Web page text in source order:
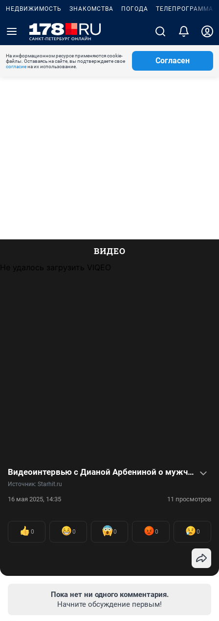
НЕДВИЖИМОСТЬ ЗНАКОМСТВА ПОГОДА ТЕЛЕПРОГРАММА
На информационном ресурсе применяются cookie-
файлы. Оставаясь на сайте, вы подтверждаете свое
согласиена их использование.
Согласен
ВИДЕО
Не удалось загрузить VIQEO
Видеоинтервью с Дианой Арбениной о мужчинах, детях и рок-н-ролле
Источник: Starhit.ru
16 мая 2025, 14:35 11 просмотров
0 0 0 0 0
Пока нет ни одного комментария.
Начните обсуждение первым!